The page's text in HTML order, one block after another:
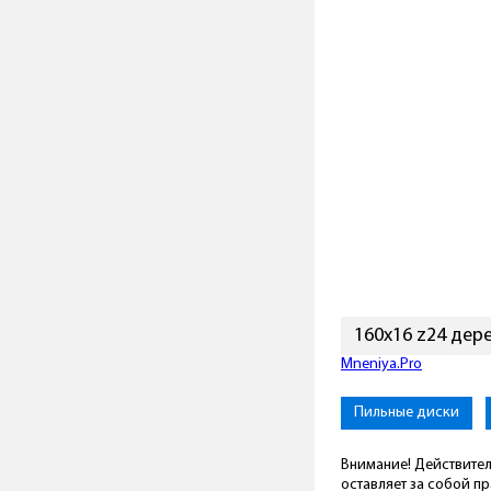
160х16 z24
Подключиться к
Пильные диски
Внимание!
оставляет за собой